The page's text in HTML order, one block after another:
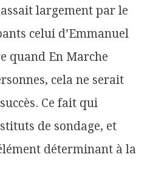
largement par le
celui d’Emmanuel
quand En Marche
cela ne serait
Ce fait qui
de sondage, et
déterminant à la